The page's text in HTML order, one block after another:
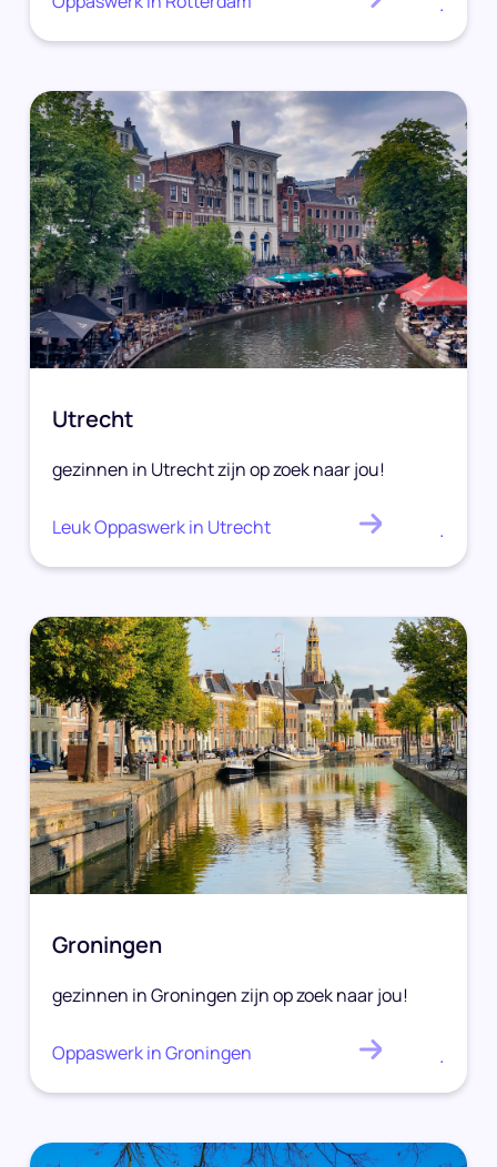
Utrecht
gezinnen in Utrecht zijn op zoek naar jou!
Leuk Oppaswerk in Utrecht .
Groningen
gezinnen in Groningen zijn op zoek naar jou!
Oppaswerk in Groningen .